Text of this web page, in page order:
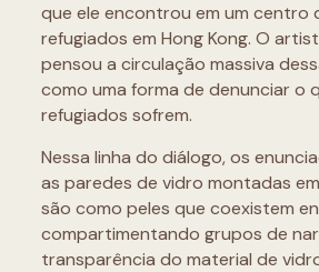
que ele encontrou em um centro
refugiados em Hong Kong. O
pensou a circulação massiva
como uma forma de denunciar o
refugiados sofrem.
Nessa linha do diálogo, os
as paredes de vidro montadas
são como peles que coexistem
compartimentando grupos de
transparência do material de